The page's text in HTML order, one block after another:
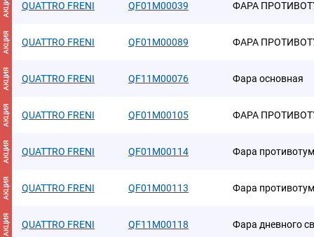
АКЦИЯ QUATTRO FRENI QF01M00039 ФАРА
АКЦИЯ QUATTRO FRENI QF01M00089 ФАРА
АКЦИЯ QUATTRO FRENI QF11M00076 Фара основная
АКЦИЯ QUATTRO FRENI QF01M00105 ФАРА
АКЦИЯ QUATTRO FRENI QF01M00114 Фара
АКЦИЯ QUATTRO FRENI QF01M00113 Фара
АКЦИЯ QUATTRO FRENI QF11M00118 Фара дневного